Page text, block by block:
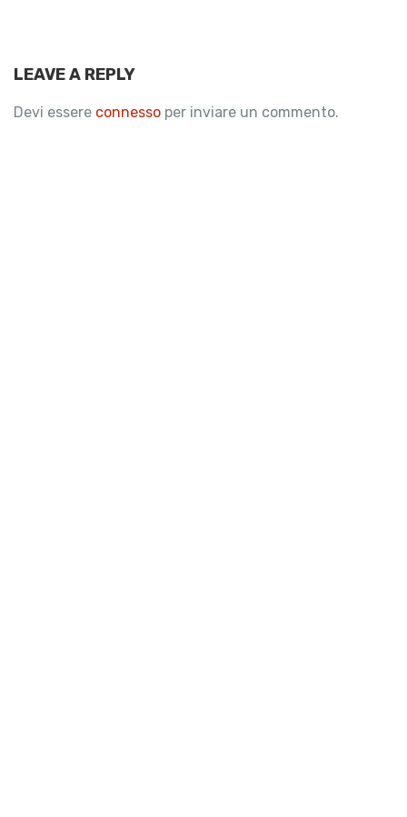
LEAVE A REPLY
Devi essere connesso per inviare un commento.